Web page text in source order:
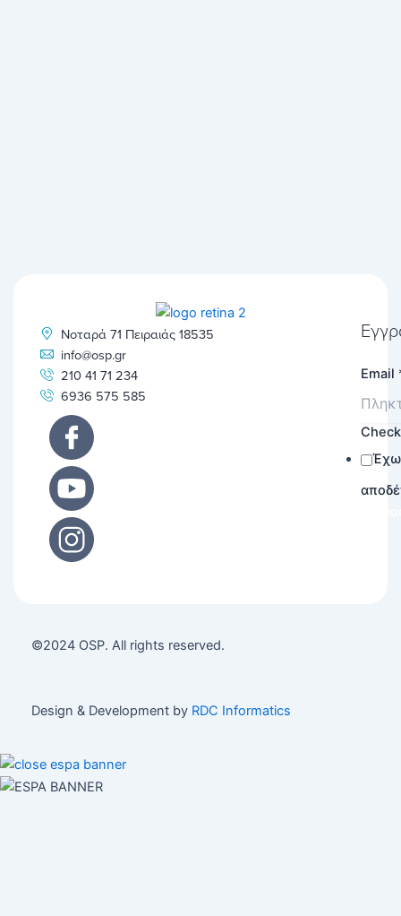
Νοταρά 71 Πειραιάς 18535
info@osp.gr
210 41 71 234
6936 575 585
Email
Έχω
©2024 OSP. All rights reserved.
Design & Development by RDC Informatics